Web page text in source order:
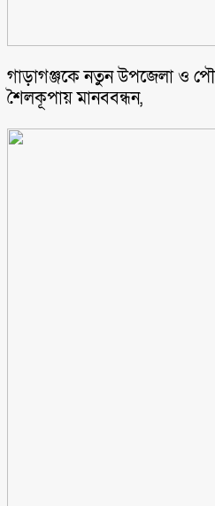
গাড়াগঞ্জকে নতুন উপজেলা ও
শৈলকূপায় মানববন্ধন,